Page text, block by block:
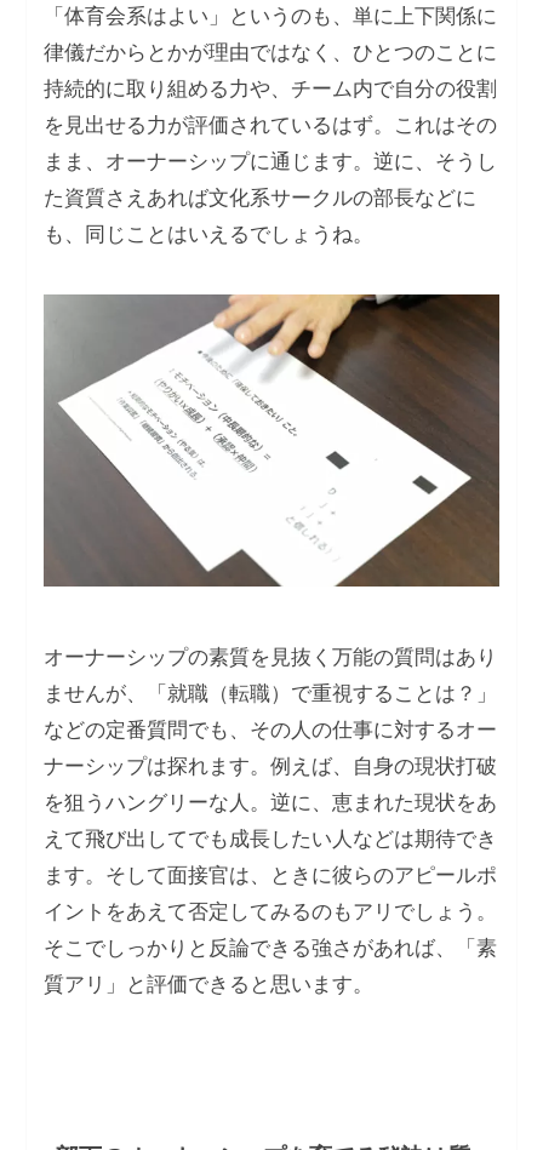
「体育会系はよい」というのも、単に上下関係に
律儀だからとかが理由ではなく、ひとつのことに
持続的に取り組める力や、チーム内で自分の役割
を見出せる力が評価されているはず。これはその
まま、オーナーシップに通じます。逆に、そうし
た資質さえあれば文化系サークルの部長などに
も、同じことはいえるでしょうね。
オーナーシップの素質を見抜く万能の質問はあり
ませんが、「就職（転職）で重視することは？」
などの定番質問でも、その人の仕事に対するオー
ナーシップは探れます。例えば、自身の現状打破
を狙うハングリーな人。逆に、恵まれた現状をあ
えて飛び出してでも成長したい人などは期待でき
ます。そして面接官は、ときに彼らのアピールポ
イントをあえて否定してみるのもアリでしょう。
そこでしっかりと反論できる強さがあれば、「素
質アリ」と評価できると思います。